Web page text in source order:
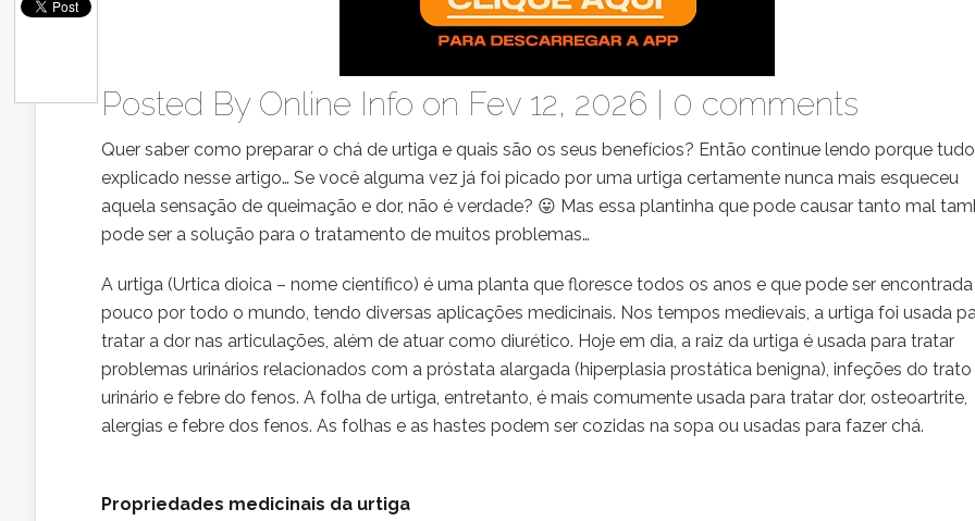
Posted By Online Info on Fev 12, 2026 | 0 comments
Quer saber como preparar o chá de urtiga e quais são os seus benefícios? Então continue lendo porque
explicado nesse artigo… Se você alguma vez já foi picado por uma urtiga certamente nunca mais esqueceu
aquela sensação de queimação e dor, não é verdade? 😛 Mas essa plantinha que pode causar tanto mal
pode ser a solução para o tratamento de muitos problemas…
A urtiga (Urtica dioica – nome científico) é uma planta que floresce todos os anos e que pode ser
pouco por todo o mundo, tendo diversas aplicações medicinais. Nos tempos medievais, a urtiga foi usada
tratar a dor nas articulações, além de atuar como diurético. Hoje em dia, a raiz da urtiga é usada para tratar
problemas urinários relacionados com a próstata alargada (hiperplasia prostática benigna), infeções do trato
urinário e febre do fenos. A folha de urtiga, entretanto, é mais comumente usada para tratar dor, osteoartrite,
alergias e febre dos fenos. As folhas e as hastes podem ser cozidas na sopa ou usadas para fazer chá.
Propriedades medicinais da urtiga